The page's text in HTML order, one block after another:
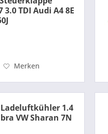
3.0 TDI Audi A4 8E
Merken
1.4
VW Sharan 7N